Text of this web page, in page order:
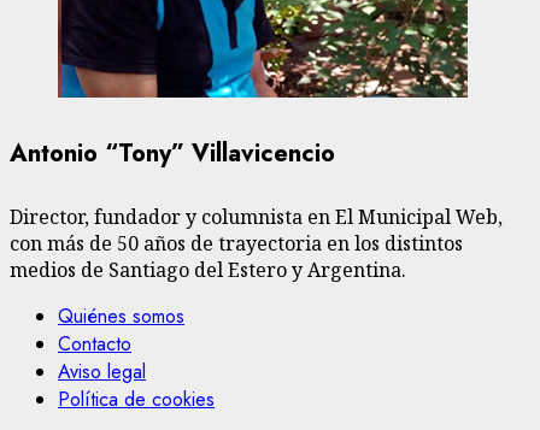
Antonio “Tony” Villavicencio
Director, fundador y columnista en El Municipal Web,
con más de 50 años de trayectoria en los distintos
medios de Santiago del Estero y Argentina.
Quiénes somos
Contacto
Aviso legal
Política de cookies